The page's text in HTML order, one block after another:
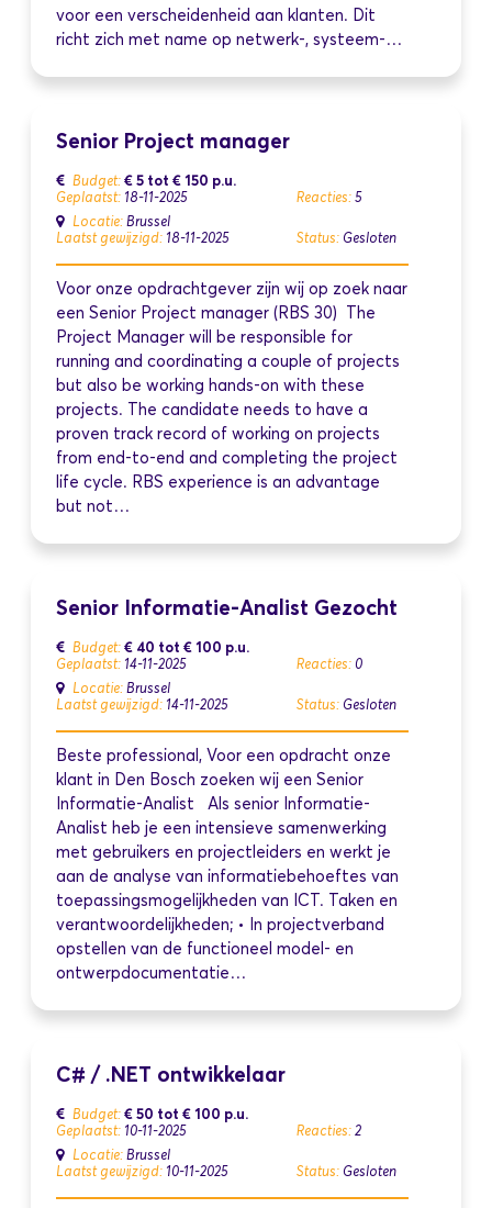
voor een verscheidenheid aan klanten. Dit
richt zich met name op netwerk-, systeem-…
Senior Project manager
Budget: € 5 tot € 150 p.u.
Geplaatst: 18-11-2025 Reacties: 5
Locatie: Brussel
Laatst gewijzigd: 18-11-2025 Status: Gesloten
Voor onze opdrachtgever zijn wij op zoek naar
een Senior Project manager (RBS 30) The
Project Manager will be responsible for
running and coordinating a couple of projects
but also be working hands-on with these
projects. The candidate needs to have a
proven track record of working on projects
from end-to-end and completing the project
life cycle. RBS experience is an advantage
but not…
Senior Informatie-Analist Gezocht
Budget: € 40 tot € 100 p.u.
Geplaatst: 14-11-2025 Reacties: 0
Locatie: Brussel
Laatst gewijzigd: 14-11-2025 Status: Gesloten
Beste professional, Voor een opdracht onze
klant in Den Bosch zoeken wij een Senior
Informatie-Analist Als senior Informatie-
Analist heb je een intensieve samenwerking
met gebruikers en projectleiders en werkt je
aan de analyse van informatiebehoeftes van
toepassingsmogelijkheden van ICT. Taken en
verantwoordelijkheden; • In projectverband
opstellen van de functioneel model- en
ontwerpdocumentatie…
C# / .NET ontwikkelaar
Budget: € 50 tot € 100 p.u.
Geplaatst: 10-11-2025 Reacties: 2
Locatie: Brussel
Laatst gewijzigd: 10-11-2025 Status: Gesloten